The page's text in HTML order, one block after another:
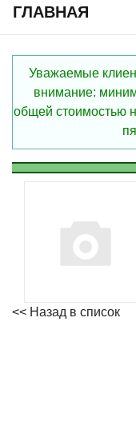
ГЛАВНАЯ
Уважаемые
внимание:
общей стоимостью
<< Назад в список